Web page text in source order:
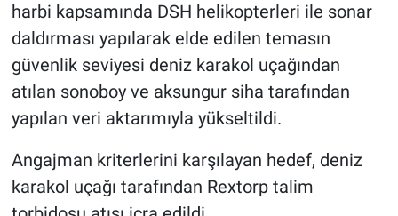
harbi kapsamında DSH helikopterleri ile sonar
daldırması yapılarak elde edilen temasın
güvenlik seviyesi deniz karakol uçağından
atılan sonoboy ve aksungur siha tarafından
yapılan veri aktarımıyla yükseltildi.
Angajman kriterlerini karşılayan hedef, deniz
karakol uçağı tarafından Rextorp talim